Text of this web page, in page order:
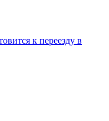
к переезду в